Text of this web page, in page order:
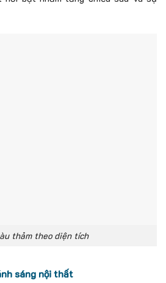
thảm theo diện tích
sáng nội thất